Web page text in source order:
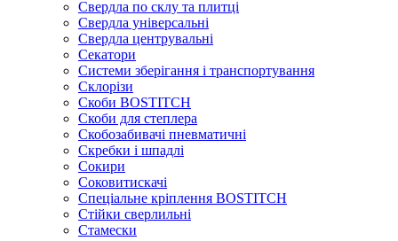
Свердла по склу та плитці
Свердла універсальні
Свердла центрувальні
Секатори
Системи зберігання і транспортування
Склорізи
Скоби BOSTITCH
Скоби для степлера
Скобозабивачі пневматичні
Скребки і шпадлі
Сокири
Соковитискачі
Спеціальне кріплення BOSTITCH
Стійки сверлильні
Стамески